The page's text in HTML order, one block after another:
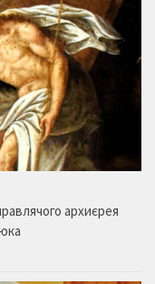
архиєрея